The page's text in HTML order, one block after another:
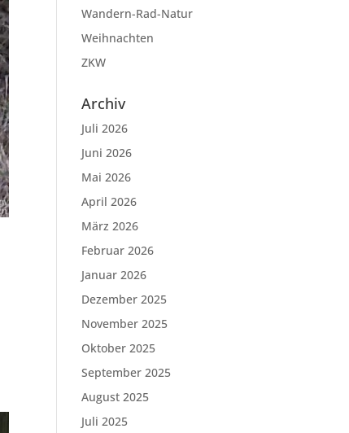
Wandern-Rad-Natur
Weihnachten
ZKW
Archiv
Juli 2026
Juni 2026
Mai 2026
April 2026
März 2026
Februar 2026
Januar 2026
Dezember 2025
November 2025
Oktober 2025
September 2025
August 2025
Juli 2025